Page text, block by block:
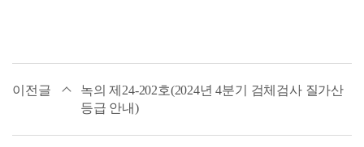
이전글
녹의 제24-202호(2024년 4분기 검체검사 질가산
등급 안내)